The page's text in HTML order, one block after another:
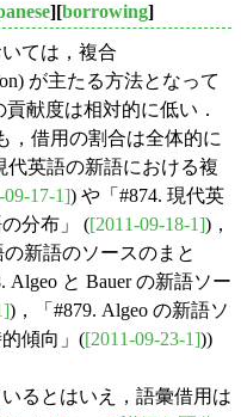
][borrowing]
ては，複合
が主たる方法となって
献度は相対的に低い．
，借用の割合は全体的に
代英語の新語における複
09-17-1]) や「#874. 現代英
分布」 ([2011-09-18-1])，
の新語のソースのまと
Algeo と Bauer の新語ソー
)，「#879. Algeo の新語ソ
傾向」([2011-09-23-1]))
るとはいえ，語彙借用は